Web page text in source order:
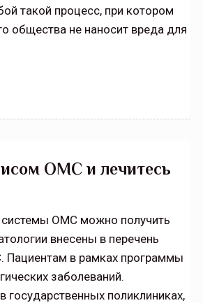
такой процесс, при котором
общества не наносит вреда для
ОМС и лечитесь
системы ОМС можно получить
внесены в перечень
Пациентам в рамках программы
заболеваний.
поликлиниках,
в мире, однако в отдельных
требует точечной доработки…